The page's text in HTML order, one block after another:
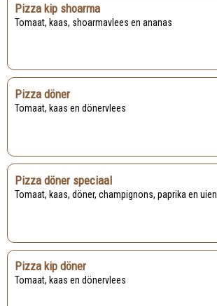
Pizza kip shoarma
Tomaat, kaas, shoarmavlees en ananas
Pizza döner
Tomaat, kaas en dönervlees
Pizza döner speciaal
Tomaat, kaas, döner, champignons, paprika en uien
Pizza kip döner
Tomaat, kaas en dönervlees